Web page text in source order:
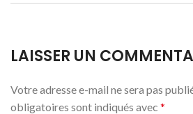
LAISSER UN
Votre adresse e-mail ne sera pas
obligatoires sont indiqués avec *